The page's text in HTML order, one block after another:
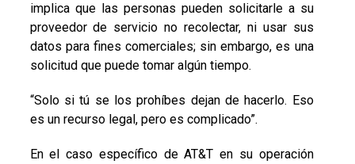
implica que las personas pueden solicitarle a su
proveedor de servicio no recolectar, ni usar sus
datos para fines comerciales; sin embargo, es una
solicitud que puede tomar algún tiempo.
“Solo si tú se los prohíbes dejan de hacerlo. Eso
es un recurso legal, pero es complicado”.
En el caso específico de AT&T en su operación